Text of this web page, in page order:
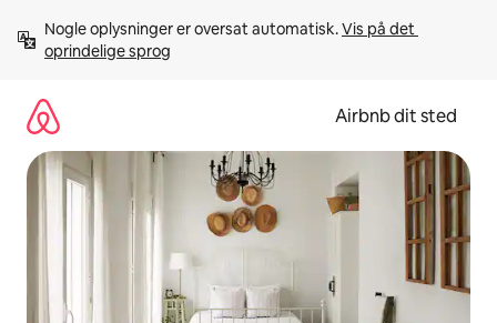
videre
Nogle oplysninger er oversat automatisk. Vis på det
oprindelige sprog
Airbnb dit sted